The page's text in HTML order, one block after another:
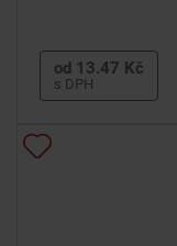
od 13.47 Kč
s DPH